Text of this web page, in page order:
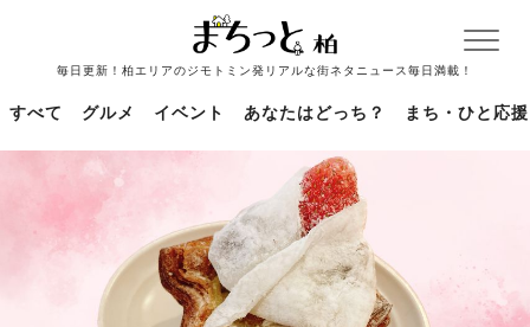
毎日更新！柏エリアのジモトミン発リアルな街ネタニュース毎日満載！
すべて グルメ イベント あなたはどっち？ まち・ひと応援